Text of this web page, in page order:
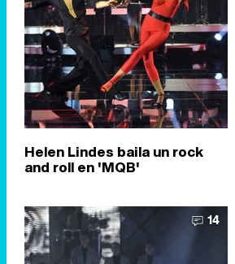
Helen Lindes baila un rock
and roll en 'MQB'
14